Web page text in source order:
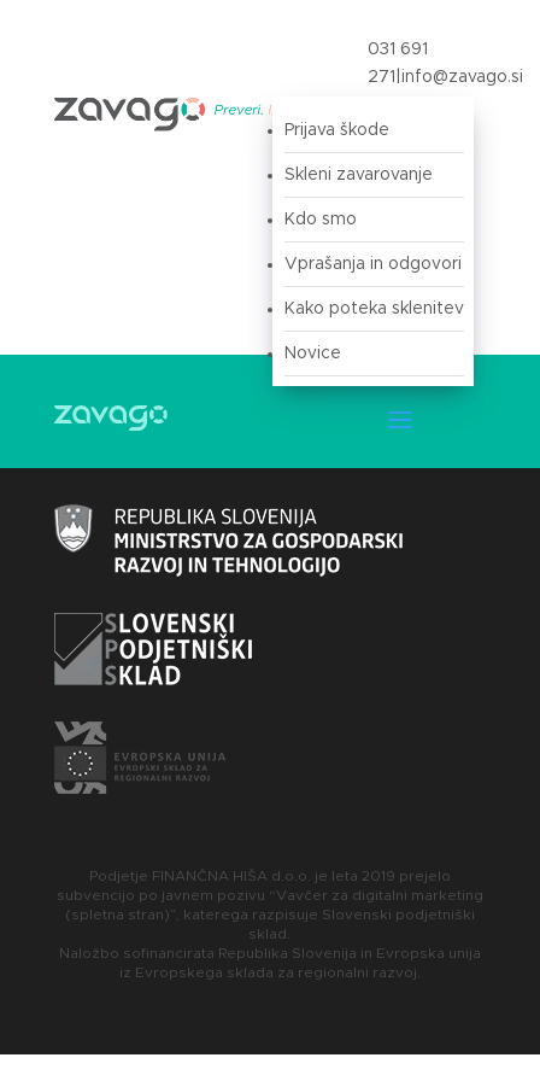
031 691
271 info@zavago.si
Prijava škode
Skleni zavarovanje
Kdo smo
Vprašanja in odgovori
Kako poteka sklenitev
Novice
Podjetje FINANČNA HIŠA d.o.o. je leta 2019 prejelo
subvencijo po javnem pozivu “Vavčer za digitalni marketing
(spletna stran)”, katerega razpisuje Slovenski podjetniški
sklad.
Naložbo sofinancirata Republika Slovenija in Evropska unija
iz Evropskega sklada za regionalni razvoj.